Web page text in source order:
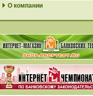
О компании